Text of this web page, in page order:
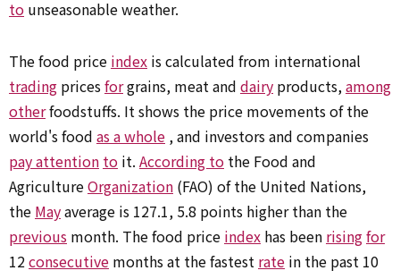
to unseasonable weather.
The food price index is calculated from international
trading pricesforgrains, meat and dairy products,among
otherfoodstuffs. It shows the price movements of the
world's food as a whole , and investors and companies
pay attention to it. According to the Food and
AgricultureOrganization (FAO) of the United Nations,
the Mayaverage is 127.1, 5.8 points higher than the
previous month. The food price index has been risingfor
12consecutive months at the fastest rate in the past 10